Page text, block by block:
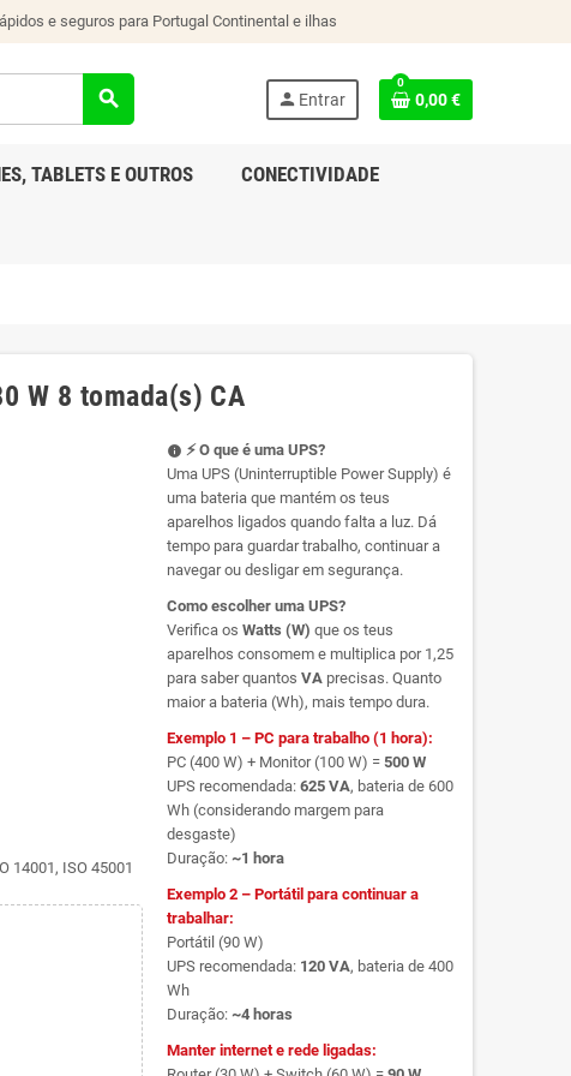
e seguros para Portugal Continental e ilhas
search person Entrar
0
0,00 €
TABLETS E OUTROS CONECTIVIDADE
W 8 tomada(s) CA
14001, ISO 45001
info ⚡ O que é uma UPS?
Uma UPS (Uninterruptible Power Supply) é
uma bateria que mantém os teus
aparelhos ligados quando falta a luz. Dá
tempo para guardar trabalho, continuar a
navegar ou desligar em segurança.
Como escolher uma UPS?
Verifica os Watts (W) que os teus
aparelhos consomem e multiplica por 1,25
para saber quantos VAprecisas. Quanto
maior a bateria (Wh), mais tempo dura.
Exemplo 1 – PC para trabalho (1 hora):
PC (400 W) + Monitor (100 W) = 500 W
UPS recomendada: 625 VA, bateria de 600
Wh (considerando margem para
desgaste)
Duração: ~1 hora
Exemplo 2 – Portátil para continuar a
trabalhar:
Portátil (90 W)
UPS recomendada: 120 VA, bateria de 400
Wh
Duração: ~4 horas
Manter internet e rede ligadas: